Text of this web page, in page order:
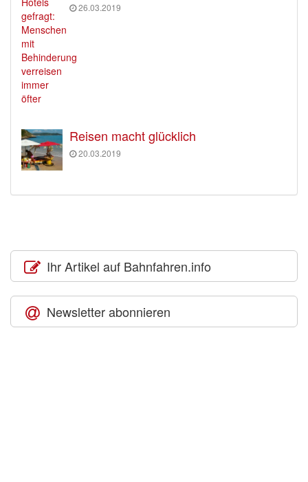
26.03.2019
Reisen macht glücklich
20.03.2019
Ihr Artikel auf Bahnfahren.info
Newsletter abonnieren